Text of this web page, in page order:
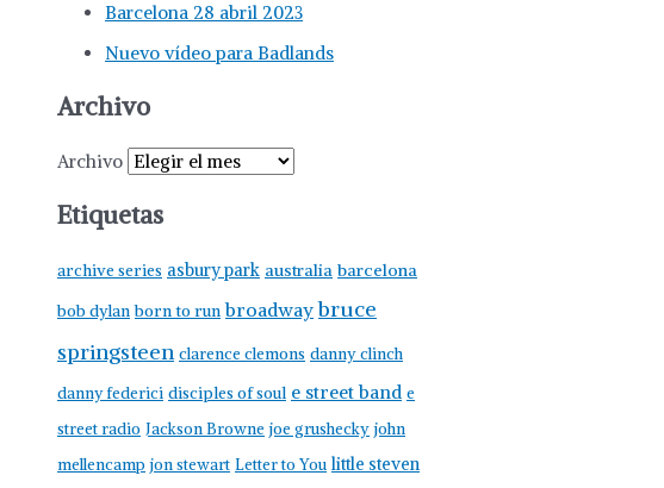
Barcelona 28 abril 2023
Nuevo vídeo para Badlands
Archivo
Archivo
Etiquetas
archive series asbury park australia barcelona
bob dylan born to run broadway bruce
springsteen clarence clemons danny clinch
danny federici disciples of soul e street band e
street radio Jackson Browne joe grushecky john
mellencamp jon stewart Letter to You little steven